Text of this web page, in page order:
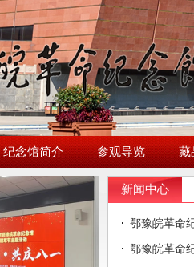
纪念馆简介 参观导览 藏
新闻中心
鄂豫皖革命
鄂豫皖革命纪念馆获